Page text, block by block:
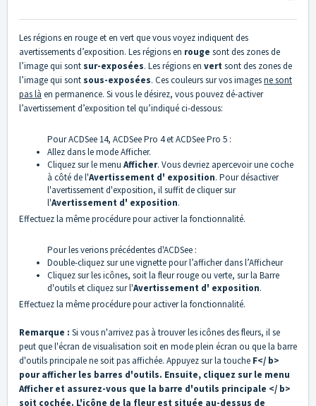
Les régions en rouge et en vert que vous voyez indiquent des
avertissements d’exposition. Les régions en rouge sont des zones de
l’image qui sont sur-exposées. Les régions en vertsont des zones de
l’image qui sont sous-exposées. Ces couleurs sur vos imagesne sont
pas là en permanence. Si vous le désirez, vous pouvez dé-activer
l’avertissement d’exposition tel qu’indiqué ci-dessous:
Pour ACDSee 14, ACDSee Pro 4 et ACDSee Pro 5 :
Allez dans le mode Afficher.
Cliquez sur le menu Afficher. Vous devriez apercevoir une coche
à côté de l'Avertissement d' exposition. Pour désactiver
l'avertissement d'exposition, il suffit de cliquer sur
l'Avertissement d' exposition.
Effectuez la même procédure pour activer la fonctionnalité.
Pour les verions précédentes d'ACDSee :
Double-cliquez sur une vignette pour l’afficher dans l’Afficheur
Cliquez sur les icônes, soit la fleur rouge ou verte, sur la Barre
d'outils et cliquez sur l'Avertissement d' exposition.
Effectuez la même procédure pour activer la fonctionnalité.
Remarque : Si vous n'arrivez pas à trouver les icônes des fleurs, il se
peut que l'écran de visualisation soit en mode plein écran ou que la barre
d'outils principale ne soit pas affichée. Appuyez sur la touche F</ b>
pour afficher les barres d'outils. Ensuite, cliquez sur le menu
Afficher et assurez-vous que la barre d'outils principale </ b>
soit cochée. L'icône de la fleur est située au-dessus de